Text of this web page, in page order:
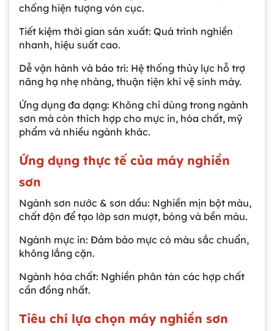
chống hiện tượng vón cục.
Tiết kiệm thời gian sản xuất: Quá trình nghiền
nhanh, hiệu suất cao.
Dễ vận hành và bảo trì: Hệ thống thủy lực hỗ trợ
nâng hạ nhẹ nhàng, thuận tiện khi vệ sinh máy.
Ứng dụng đa dạng: Không chỉ dùng trong ngành
sơn mà còn thích hợp cho mực in, hóa chất, mỹ
phẩm và nhiều ngành khác.
Ứng dụng thực tế của máy nghiền
sơn
Ngành sơn nước & sơn dầu: Nghiền mịn bột màu,
chất độn để tạo lớp sơn mượt, bóng và bền màu.
Ngành mực in: Đảm bảo mực có màu sắc chuẩn,
không lắng cặn.
Ngành hóa chất: Nghiền phân tán các hợp chất
cần đồng nhất.
Tiêu chí lựa chọn máy nghiền sơn